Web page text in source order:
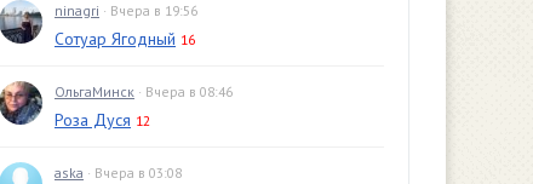
ninagri · Вчера в 19:56
Сотуар Ягодный 16
ОльгаМинск · Вчера в 08:46
Роза Дуся 12
aska · Вчера в 03:08